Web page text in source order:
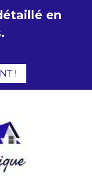
en
!